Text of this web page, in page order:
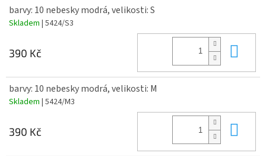
barvy: 10 nebesky modrá, velikosti: S
Skladem | 5424/S3
390 Kč
barvy: 10 nebesky modrá, velikosti: M
Skladem | 5424/M3
390 Kč